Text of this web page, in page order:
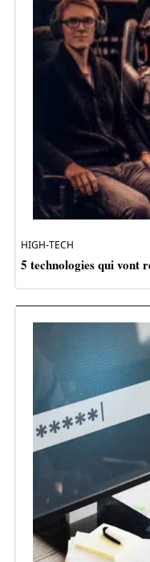
HIGH-TECH
5 technologies qui vont